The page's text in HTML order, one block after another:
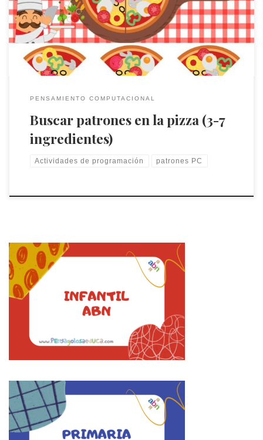
cocinero cuando ha puesto los ingredientes en la pizza?
PENSAMIENTO COMPUTACIONAL
Buscar patrones en la pizza (3-7
ingredientes)
Actividades de programación patrones PC